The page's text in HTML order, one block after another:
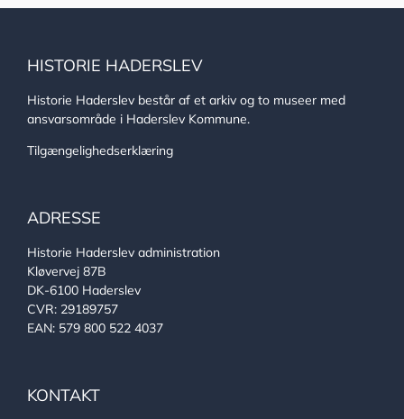
HISTORIE HADERSLEV
Historie Haderslev består af et arkiv og to museer med
ansvarsområde i Haderslev Kommune.
Tilgængelighedserklæring
ADRESSE
Historie Haderslev administration
Kløvervej 87B
DK-6100 Haderslev
CVR: 29189757
EAN: 579 800 522 4037
KONTAKT